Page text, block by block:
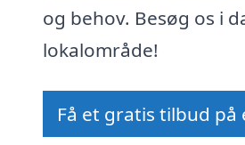
og behov. Besøg os i
lokalområde!
Få et gratis tilbud på